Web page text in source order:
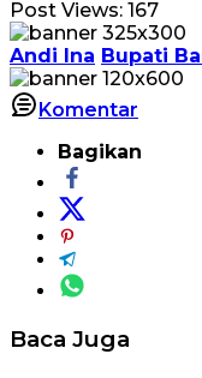
Post Views: 167
Andi Ina Bupati
Komentar
Bagikan
Baca Juga